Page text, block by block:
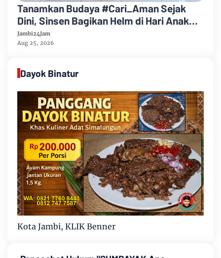
Tanamkan Budaya #Cari_Aman Sejak
Dini, Sinsen Bagikan Helm di Hari Anak
Nasional 2026
Jambi24Jam
Aug 25, 2026
Dayok Binatur
Kota Jambi, KLIK Benner